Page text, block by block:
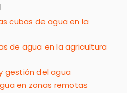
cubas de agua en la
de agua en la agricultura
gestión del agua
en zonas remotas